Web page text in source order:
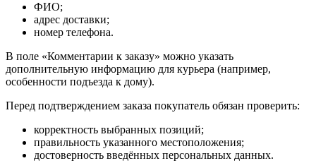
ФИО;
адрес доставки;
номер телефона.
В поле «Комментарии к заказу» можно указать
дополнительную информацию для курьера (например,
особенности подъезда к дому).
Перед подтверждением заказа покупатель обязан проверить:
корректность выбранных позиций;
правильность указанного местоположения;
достоверность введённых персональных данных.